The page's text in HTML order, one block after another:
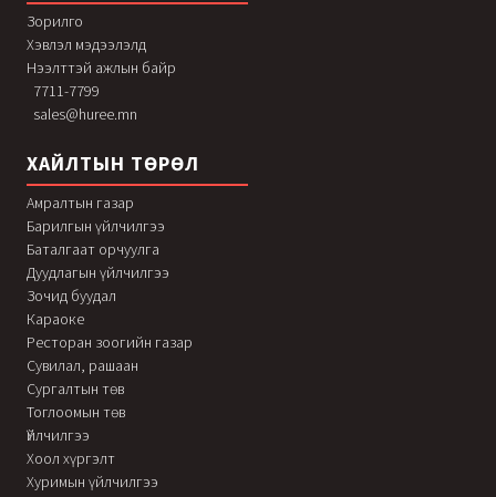
Зорилго
Хэвлэл мэдээлэлд
Нээлттэй ажлын байр
7711-7799
sales@huree.mn
ХАЙЛТЫН ТӨРӨЛ
Амралтын газар
Барилгын үйлчилгээ
Баталгаат орчуулга
Дуудлагын үйлчилгээ
Зочид буудал
Караоке
Ресторан зоогийн газар
Сувилал, рашаан
Сургалтын төв
Тоглоомын төв
Үйлчилгээ
Хоол хүргэлт
Хуримын үйлчилгээ